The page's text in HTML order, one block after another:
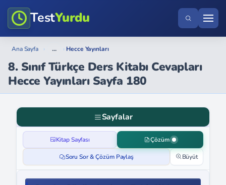
TestYurdu
Ana Sayfa › ... › Hecce Yayınları
8. Sınıf Türkçe Ders Kitabı Cevapları
Hecce Yayınları Sayfa 180
Sayfalar
Kitap Sayfası Çözüm
Soru Sor & Çözüm Paylaş Büyüt